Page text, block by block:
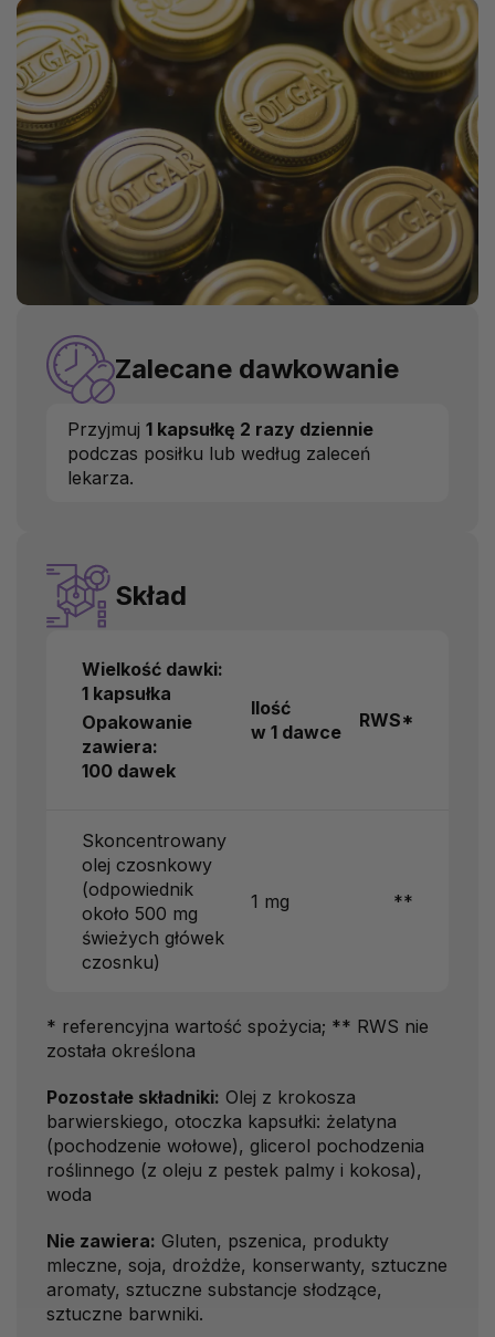
Zalecane dawkowanie
Przyjmuj1 kapsułkę 2 razy dziennie
podczas posiłku lub według zaleceń
lekarza.
Skład
Wielkość dawki:
1 kapsułka
Opakowanie
zawiera:
100 dawek
Ilość
w 1 dawce
RWS*
Skoncentrowany
olej czosnkowy
(odpowiednik
około 500 mg
świeżych główek
czosnku)
1 mg **
* referencyjna wartość spożycia; ** RWS nie
została określona
Pozostałe składniki: Olej z krokosza
barwierskiego, otoczka kapsułki: żelatyna
(pochodzenie wołowe), glicerol pochodzenia
roślinnego (z oleju z pestek palmy i kokosa),
woda
Nie zawiera: Gluten, pszenica, produkty
mleczne, soja, drożdże, konserwanty, sztuczne
aromaty, sztuczne substancje słodzące,
sztuczne barwniki.